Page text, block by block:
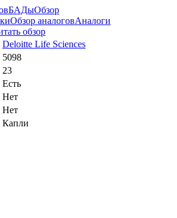
БАДыОбзор
Обзор аналоговАналоги
обзор
Deloitte Life Sciences
5098
23
Есть
Нет
Нет
Капли